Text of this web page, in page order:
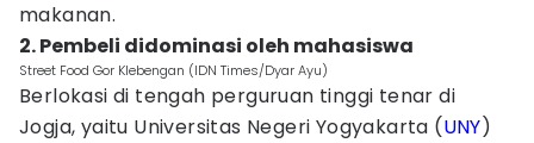
makanan.
2. Pembeli didominasi oleh mahasiswa
Street Food Gor Klebengan (IDN Times/Dyar Ayu)
Berlokasi di tengah perguruan tinggi tenar di
Jogja, yaitu Universitas Negeri Yogyakarta (UNY)